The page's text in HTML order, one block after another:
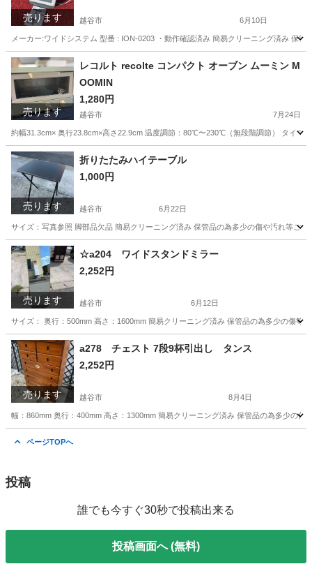
売ります 越谷市 6月10日
メーカー:ワイドシステム 型番 : ION-0203 ・動作確認済み 簡易クリーニング済み 保
埼玉 越谷市 季節、空調家電 システム
売ります
レコルト recolte コンパクト オーブン ムーミン M
OOMIN
1,280円
越谷市 7月24日
約幅31.3cm× 奥行23.8cm×高さ22.9cm 温度調節：80℃〜230℃（無段階調節） タイマ
埼玉 越谷市 キッチン家電 MOOMIN
売ります
折りたたみハイテーブル
1,000円
越谷市 6月22日
サイズ：写真参照 脚部品欠品 簡易クリーニング済み 保管品の為多少の傷や汚れ等ご
埼玉 越谷市 オフィス用家具 杉戸町
売ります
☆a204 ワイドスタンドミラー
2,252円
越谷市 6月12日
サイズ： 奥行：500mm 高さ：1600mm 簡易クリーニング済み 保管品の為多少の傷
埼玉 越谷市 ミラー/鏡 ミラー
売ります
a278 チェスト 7段9杯引出し タンス
2,252円
越谷市 8月4日
幅：860mm 奥行：400mm 高さ：1300mm 簡易クリーニング済み 保管品の為多少の
ページTOPへ
投稿
誰でも今すぐ30秒で投稿出来る
投稿画面へ (無料)